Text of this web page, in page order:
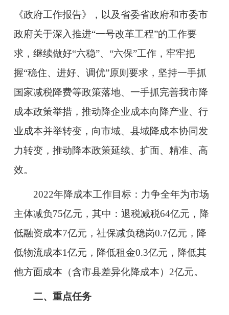
《政府工作报告》，以及省委省政府和市委市
政府关于深入推进“一号改革工程”的工作要
求，继续做好“六稳”、“六保”工作，牢牢把
握“稳住、进好、调优”原则要求，坚持一手抓
国家减税降费等政策落地、一手抓完善我市降
成本政策举措，推动降企业成本向降产业、行
业成本并举转变，向市域、县域降成本协同发
力转变，推动降本政策延续、扩面、精准、高
效。
2022年降成本工作目标：力争全年为市场
主体减负75亿元，其中：退税减税64亿元，降
低融资成本7亿元，社保减负稳岗0.7亿元，降
低物流成本1亿元，降低租金0.3亿元，降低其
他方面成本（含市县差异化降成本） 2亿元。
二、重点任务